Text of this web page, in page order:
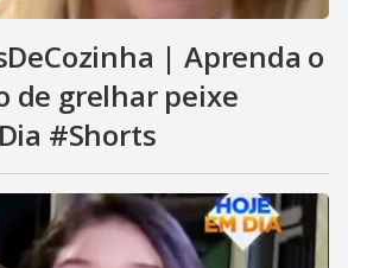
| Aprenda o
de grelhar peixe
#Shorts